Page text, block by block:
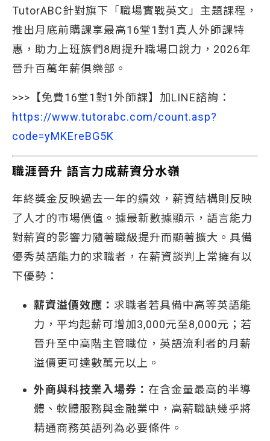
TutorABC針對旗下「職場實戰英文」主題課程，
推出月底前購課享最高16堂1對1真人外師課特
惠，助力上班族們8周提升職場口說力，2026年
晉升百萬年薪俱樂部。
>>>【免費16堂1對1外師課】加LINE諮詢：
https://www.tutorabc.com/count.asp?
code=yMKEreBG5K
職涯晉升 語言力成薪資分水嶺
年終獎金反映過去一年的績效，薪資結構則反映
了人才的市場價值。據最新數據顯示，語言能力
對薪資的影響力隨著職級提升而顯著擴大。具備
優秀英語能力的求職者，在薪資談判上常擁有以
下優勢：
薪資溢價效應： 求職者若具備中高等英語能
力，平均起薪可增加3,000元至8,000元；若
晉升至中高階主管職位，英語流利者的月薪
溢價更可達數萬元以上。
外商與科技業入場券： 在含金量最高的半導
體、軟體服務與金融業中，高薪職缺幾乎將
精通商務英語列為必要條件。